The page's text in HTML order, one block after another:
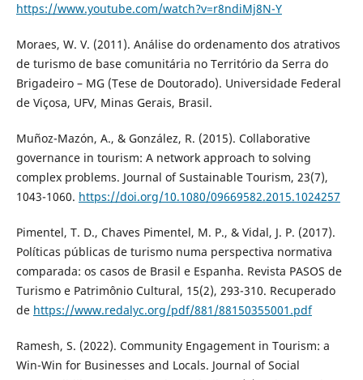
https://www.youtube.com/watch?v=r8ndiMj8N-Y
Moraes, W. V. (2011). Análise do ordenamento dos atrativos
de turismo de base comunitária no Território da Serra do
Brigadeiro – MG (Tese de Doutorado). Universidade Federal
de Viçosa, UFV, Minas Gerais, Brasil.
Muñoz-Mazón, A., & González, R. (2015). Collaborative
governance in tourism: A network approach to solving
complex problems. Journal of Sustainable Tourism, 23(7),
1043-1060. https://doi.org/10.1080/09669582.2015.1024257
Pimentel, T. D., Chaves Pimentel, M. P., & Vidal, J. P. (2017).
Políticas públicas de turismo numa perspectiva normativa
comparada: os casos de Brasil e Espanha. Revista PASOS de
Turismo e Patrimônio Cultural, 15(2), 293-310. Recuperado
de https://www.redalyc.org/pdf/881/88150355001.pdf
Ramesh, S. (2022). Community Engagement in Tourism: a
Win-Win for Businesses and Locals. Journal of Social